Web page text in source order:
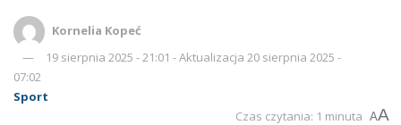
Kornelia Kopeć
19 sierpnia 2025 - 21:01 - Aktualizacja 20 sierpnia 2025 -
07:02
Sport
Czas czytania: 1 minuta AA